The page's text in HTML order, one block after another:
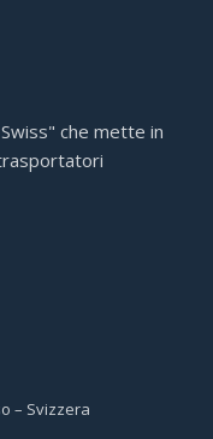
che mette in
– Svizzera